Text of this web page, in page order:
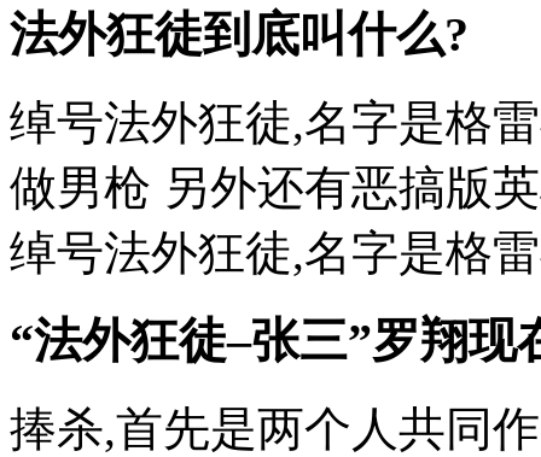
法外狂徒到底叫什么?
绰号法外狂徒,名字是格
做男枪 另外还有恶搞版
绰号法外狂徒,名字是格
“法外狂徒–张三”罗翔
捧杀,首先是两个人共同